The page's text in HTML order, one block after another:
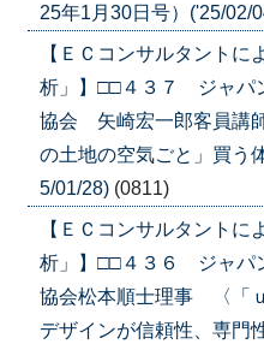
25年1月30日号）('25/02/
【ＥＣコンサルタントに
析」】□□４３７ ジャパ
協会 矢崎宏一郎客員講
の土地の空気ごと」買う
5/01/28) (0811)
【ＥＣコンサルタントに
析」】□□４３６ ジャパ
協会松本順士理事 〈「
デザインが信頼性、専門